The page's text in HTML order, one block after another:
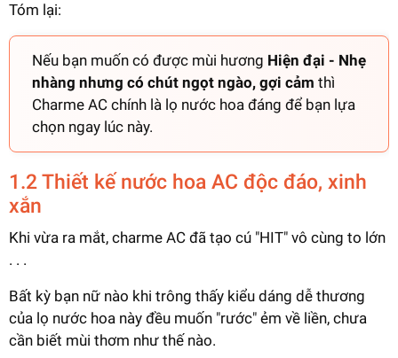
Tóm lại:
Nếu bạn muốn có được mùi hương Hiện đại - Nhẹ
nhàng nhưng có chút ngọt ngào, gợi cảm thì
Charme AC chính là lọ nước hoa đáng để bạn lựa
chọn ngay lúc này.
1.2 Thiết kế nước hoa AC độc đáo, xinh
xắn
Khi vừa ra mắt, charme AC đã tạo cú "HIT" vô cùng to lớn
. . .
Bất kỳ bạn nữ nào khi trông thấy kiểu dáng dễ thương
của lọ nước hoa này đều muốn "rước" ẻm về liền, chưa
cần biết mùi thơm như thế nào.